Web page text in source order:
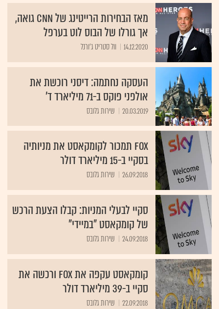
מאז הבחירות הרייטינג של CNN גואה,
אך גורלו של הבוס לוט בערפל
14.12.2020 וול סטריט ג'ורנל
העסקה נחתמה: דיסני רוכשת את
אולפני פוקס ב-71 מיליארד ד'
20.03.2019 שירות גלובס
FOX תמכור לקומקאסט את מניותיה
בסקיי ב-15 מיליארד דולר
26.09.2018 שירות גלובס
סקיי לבעלי המניות: קבלו הצעת הרכש
של קומקאסט "במיידי"
24.09.2018 שירות גלובס
קומקאסט עקפה את FOX ורכשה את
סקיי ב-39 מיליארד דולר
22.09.2018 שירות גלובס